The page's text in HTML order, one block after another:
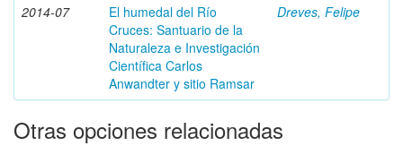
2014-07
El humedal del Río
Cruces: Santuario de la
Naturaleza e Investigación
Científica Carlos
Anwandter y sitio Ramsar
Dreves, Felipe
Otras opciones relacionadas